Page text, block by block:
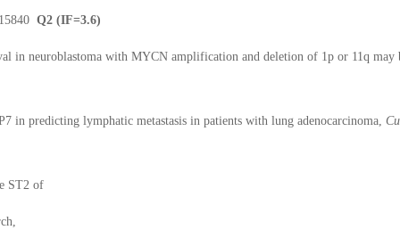
Q2 (IF=3.6)
in neuroblastoma with MYCN amplification and deletion of 1p or 11q may
predicting lymphatic metastasis in patients with lung adenocarcinoma,
ST2 of